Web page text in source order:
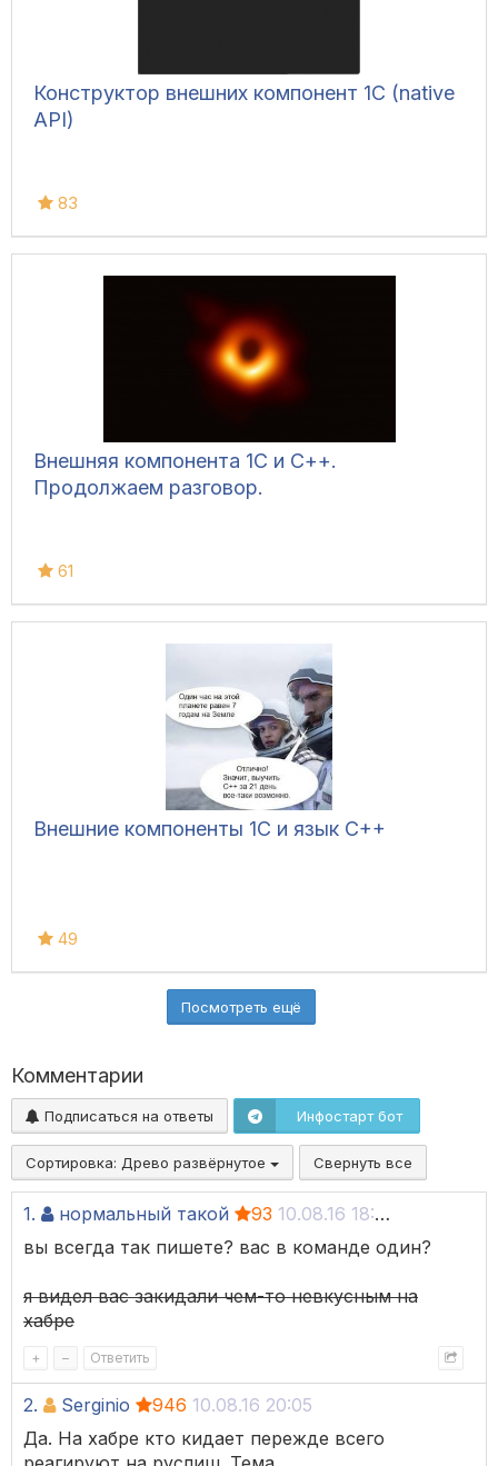
Конструктор внешних компонент 1C (native
API)
83
Внешняя компонента 1С и С++.
Продолжаем разговор.
61
Внешние компоненты 1С и язык C++
49
Посмотреть ещё
Комментарии
Подписаться на ответы Инфостарт бот
Сортировка: Древо развёрнутое Свернуть все
1. нормальный такой 93 10.08.16 18:55
вы всегда так пишете? вас в команде один?
я видел вас закидали чем-то невкусным на
хабре
+ – Ответить
2. Serginio 946 10.08.16 20:05
Да. На хабре кто кидает пережде всего